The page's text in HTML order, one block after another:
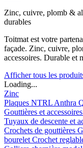
Zinc, cuivre, plomb &
durables
Toitmat est votre
façade. Zinc, cuivre,
accessoires. Durable et
Afficher tous les
Loading...
Zinc
Plaques NTRL Anthra
Gouttières et accessoires
Tuyaux de descente et
Crochets de gouttières
bourelet Crochet